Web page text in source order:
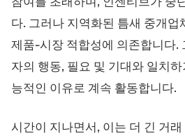
다. 그러나 지역화된 틈새 중개업
제품-시장 적합성에 의존합니다.
자의 행동, 필요 및 기대와 일치
능적인 이유로 계속 활동합니다.
시간이 지나면서, 이는 더 긴 거